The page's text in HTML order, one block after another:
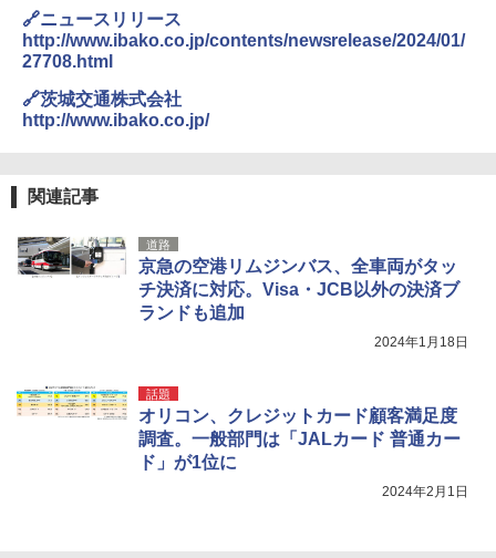
テント ワンタッチ RENEW 幅200 2-3人用 43
500002(88859)
[キャンパーズコレクション 山善] 傘みたいに
￥9,990
[キャンパーズコレクション 山善] 傘みたいに
広げるだけ パッとサッとテント キューブワ
イド ブラックコーティング フルクローズ メ
ATCW-150B エクルベージュ
￥-
関の購入実績 登山・キャンプ・アウトドア・
防災用品 長期保存可能 緊急時用 日本国内発
送
￥3,680
￥6,459
着替えテント トイレテント 透けない【換気
通気窓付き】収納袋付き UVカット 防水 防災
コンパクト iimono117 (ブルー)
￥3,080
🔗ニュースリリース
http://www.ibako.co.jp/contents/newsrelease/2024/01/
27708.html
🔗茨城交通株式会社
http://www.ibako.co.jp/
関連記事
道路
京急の空港リムジンバス、全車両がタッ
チ決済に対応。Visa・JCB以外の決済ブ
ランドも追加
2024年1月18日
話題
オリコン、クレジットカード顧客満足度
調査。一般部門は「JALカード 普通カー
ド」が1位に
2024年2月1日